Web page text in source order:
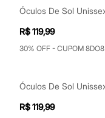
Mindset
Sawary
Yessica
Moda esportiva
Acessórios
Leggings
Tops
R$ 119,99
30% OFF - CUPOM 8DO8
R$ 119,99